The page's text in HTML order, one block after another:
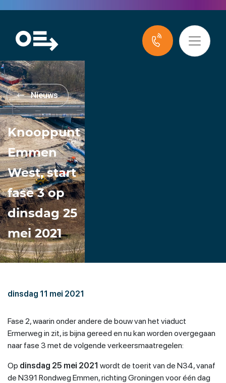
Nieuws
Knooppunt
Emmen
West, start
fase 3 op
dinsdag 25
mei 2021
dinsdag 11 mei 2021
Fase 2, waarin onder andere de bouw van het viaduct
Ermerweg in zit, is bijna gereed en nu kan worden overgegaan
naar fase 3 met de volgende verkeersmaatregelen:
Op dinsdag 25 mei 2021 wordt de toerit van de N34, vanaf
de N391 Rondweg Emmen, richting Groningen voor één dag